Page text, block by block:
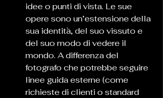
idee o punti di vista. Le sue
opere sono un’estensione della
sua identità, del suo vissuto e
del suo modo di vedere il
mondo. A differenza del
fotografo che potrebbe seguire
linee guida esterne (come
richieste di clienti o standard